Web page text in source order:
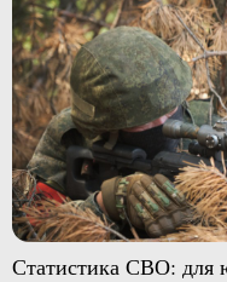
Статистика СВО: для